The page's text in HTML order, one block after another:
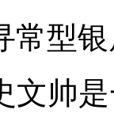
常型
文帅